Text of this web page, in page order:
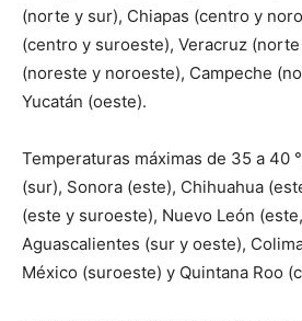
(norte y sur), Chiapas (centro y
(centro y suroeste), Veracruz
(noreste y noroeste), Campeche
Yucatán (oeste).
Temperaturas máximas de 35 a 40
(sur), Sonora (este), Chihuahua
(este y suroeste), Nuevo León
Aguascalientes (sur y oeste),
México (suroeste) y Quintana Roo